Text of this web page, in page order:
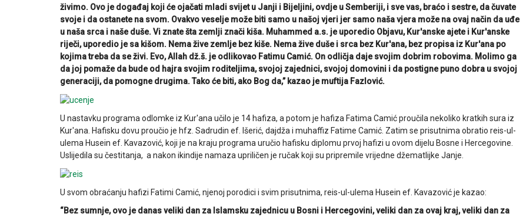
živimo. Ovo je događaj koji će ojačati mladi svijet u Janji i Bijeljini, ovdje u Semberiji, i sve vas, braćo i sestre, da čuvate
svoje i da ostanete na svom. Ovakvo veselje može biti samo u našoj vjeri jer samo naša vjera može na ovaj način da uđe
u naša srca i naše duše. Vi znate šta zemlji znači kiša. Muhammed a.s. je uporedio Objavu, Kur'anske ajete i Kur'anske
riječi, uporedio je sa kišom. Nema žive zemlje bez kiše. Nema žive duše i srca bez Kur'ana, bez propisa iz Kur'ana po
kojima treba da se živi. Evo, Allah dž.š. je odlikovao Fatimu Camić. On odličja daje svojim dobrim robovima. Molimo ga
da joj pomaže da bude od hajra svojim roditeljima, svojoj zajednici, svojoj domovini i da postigne puno dobra u svojoj
generaciji, da pomogne drugima. Tako će biti, ako Bog da,” kazao je muftija Fazlović.
U nastavku programa odlomke iz Kur'ana učilo je 14 hafiza, a potom je hafiza Fatima Camić proučila nekoliko kratkih sura iz
Kur'ana. Hafisku dovu proučio je hfz. Sadrudin ef. Išerić, dajdža i muhaffiz Fatime Camić. Zatim se prisutnima obratio reis-ul-
ulema Husein ef. Kavazović, koji je na kraju programa uručio hafisku diplomu prvoj hafizi u ovom dijelu Bosne i Hercegovine.
Uslijedila su čestitanja, a nakon ikindije namaza upriličen je ručak koji su pripremile vrijedne džematlijke Janje.
U svom obraćanju hafizi Fatimi Camić, njenoj porodici i svim prisutnima, reis-ul-ulema Husein ef. Kavazović je kazao:
“Bez sumnje, ovo je danas veliki dan za Islamsku zajednicu u Bosni i Hercegovini, veliki dan za ovaj kraj, veliki dan za